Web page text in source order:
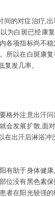
的对症治疗,出
为白斑已经康
各项指标尚不
所以在白斑康
复发几率。
外注意出汗问
会发展扩散,面
在出汗后淋浴冲
助于身体健康,
位没有黑色素
者在阳光较强